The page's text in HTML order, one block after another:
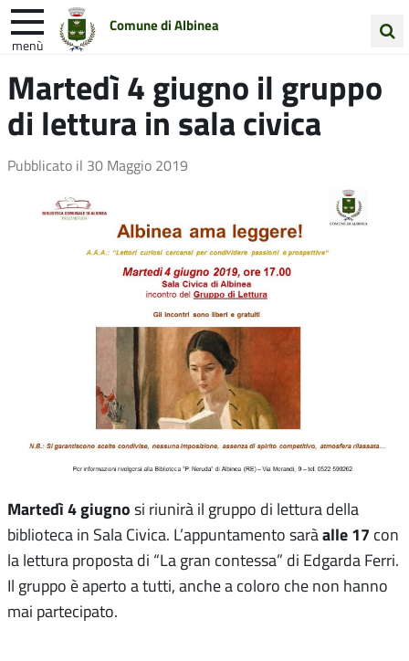
Comune di Albinea
menù
nel
sito
Entra in Comune Vivi Albinea
Unione Colline Matildiche
Martedì 4 giugno il gruppo
di lettura in sala civica
Pubblicato il 30 Maggio 2019
Martedì 4 giugno si riunirà il gruppo di lettura della
biblioteca in Sala Civica. L’appuntamento saràalle 17 con
la lettura proposta di “La gran contessa” di Edgarda Ferri.
Il gruppo è aperto a tutti, anche a coloro che non hanno
mai partecipato.